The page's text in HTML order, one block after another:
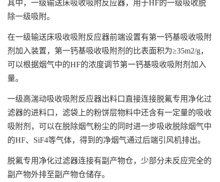
其中，一级输送床吸收吸附反应器，用于HF的一级吸收脱
除一级吸附。
在一级输送床吸收吸附反应器前端设置有第一钙基吸收吸附
剂加入装置，第一钙基吸收吸附剂的比表面积为≥35m2/g，
可以根据烟气中的HF的浓度调节第一钙基吸收吸附剂加入
量。
一级高湍动吸收吸附反应器出料口直接连接脱氟专用净化过
滤器的进料口，滤袋上的粉饼层物料中还含有一定量的吸收
吸附剂，可以在脱除烟气粉尘的同时进一步吸收脱除烟气中
的HF、SiF4等气体，得到的净烟气通过后端引风机排出。
脱氟专用净化过滤器连接有副产物仓，少部分未反应完全的
副产物外排至副产物仓储存。